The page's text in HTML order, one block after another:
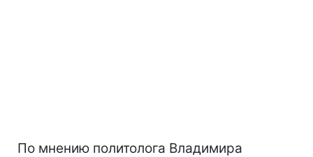
По мнению политолога Владимира